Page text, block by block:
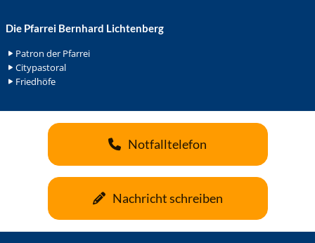
Die Pfarrei Bernhard Lichtenberg
Patron der Pfarrei
Citypastoral
Friedhöfe
Notfalltelefon
Nachricht schreiben